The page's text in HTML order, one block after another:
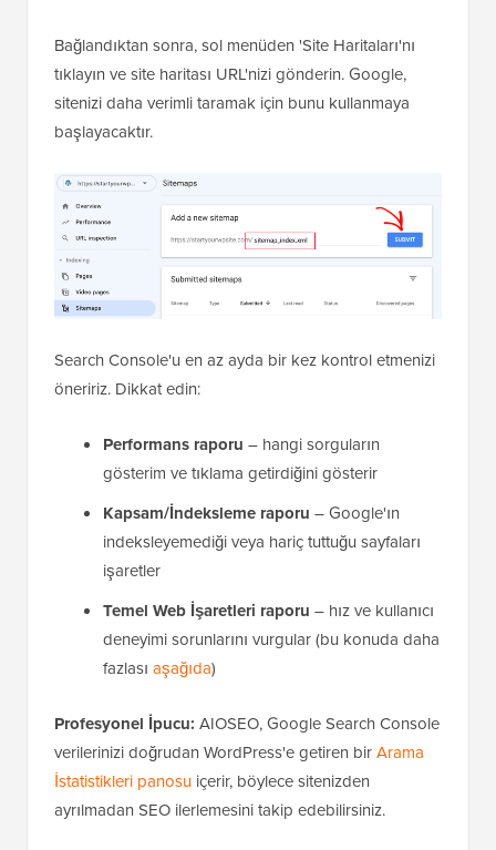
Bağlandıktan sonra, sol menüden 'Site Haritaları'nı
tıklayın ve site haritası URL'nizi gönderin. Google,
sitenizi daha verimli taramak için bunu kullanmaya
başlayacaktır.
Search Console'u en az ayda bir kez kontrol etmenizi
öneririz. Dikkat edin:
Performans raporu – hangi sorguların
gösterim ve tıklama getirdiğini gösterir
Kapsam/İndeksleme raporu – Google'ın
indeksleyemediği veya hariç tuttuğu sayfaları
işaretler
Temel Web İşaretleri raporu – hız ve kullanıcı
deneyimi sorunlarını vurgular (bu konuda daha
fazlası aşağıda)
Profesyonel İpucu: AIOSEO, Google Search Console
verilerinizi doğrudan WordPress'e getiren birArama
İstatistikleri panosu içerir, böylece sitenizden
ayrılmadan SEO ilerlemesini takip edebilirsiniz.